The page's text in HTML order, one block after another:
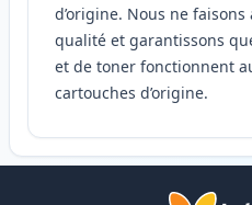
d’origine. Nous ne
qualité et garantissons
et de toner fonctionnent
cartouches d’origine.